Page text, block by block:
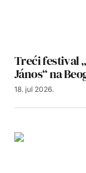
Treći festival
János“ na
18. jul 2026.